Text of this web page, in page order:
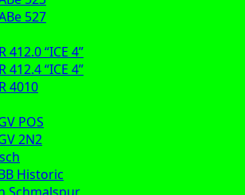
527
412.0 “ICE 4”
412.4 “ICE 4”
4010
POS
2N2
Historic